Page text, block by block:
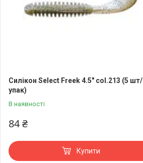
Силікон Select Freek 4.5" col.213 (5 шт/
упак)
В наявності
84 ₴
Купити